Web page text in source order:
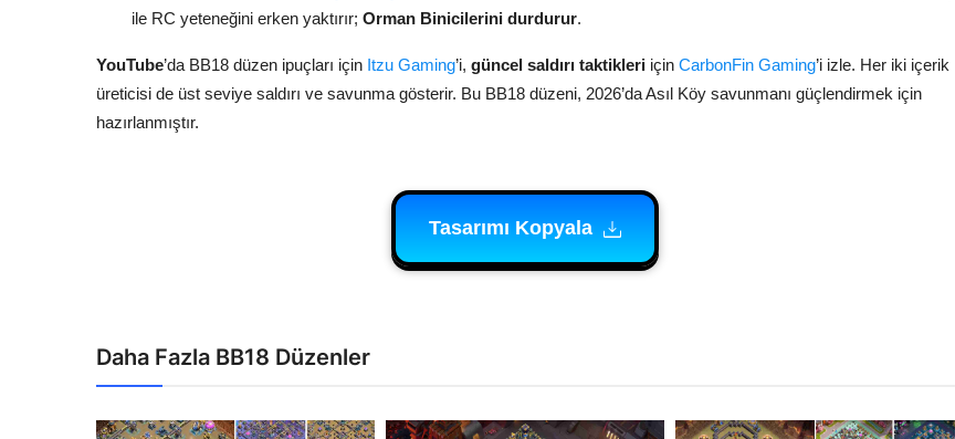
ile RC yeteneğini erken yaktırır; Orman Binicilerini durdurur.
YouTube’da BB18 düzen ipuçları için Itzu Gaming’i, güncel saldırı taktikleri için CarbonFin Gaming’i izle. Her iki içerik
üreticisi de üst seviye saldırı ve savunma gösterir. Bu BB18 düzeni, 2026’da Asıl Köy savunmanı güçlendirmek için
hazırlanmıştır.
Tasarımı Kopyala
Daha Fazla BB18 Düzenler